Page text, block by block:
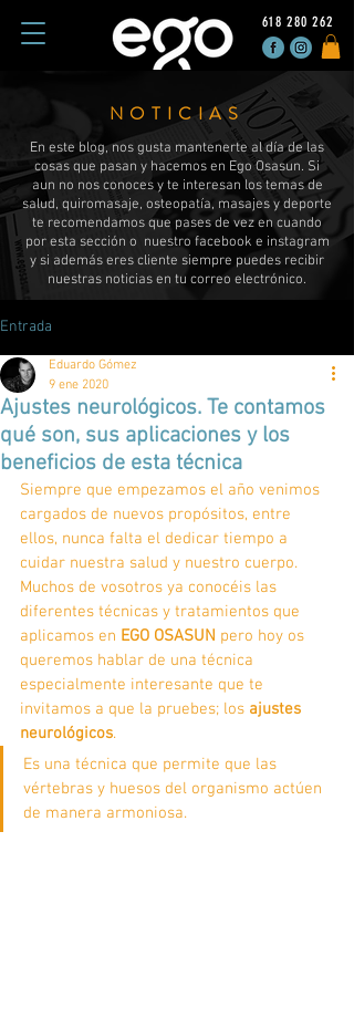
618 280 262
NOTICIAS
En este blog, nos gusta mantenerte al día de las
cosas que pasan y hacemos en Ego Osasun. Si
aun no nos conoces y te interesan los temas de
salud, quiromasaje, osteopatía, masajes y deporte
te recomendamos que pases de vez en cuando
por esta sección o nuestro facebook e instagram
y si además eres cliente siempre puedes recibir
nuestras noticias en tu correo electrónico.
Entrada
Ajustes neurológicos. Te contamos
qué son, sus aplicaciones y los
beneficios de esta técnica
Eduardo Gómez
9 ene 2020
Siempre que empezamos el año venimos
cargados de nuevos propósitos, entre
ellos, nunca falta el dedicar tiempo a
cuidar nuestra salud y nuestro cuerpo.
Muchos de vosotros ya conocéis las
diferentes técnicas y tratamientos que
aplicamos en EGO OSASUN pero hoy os
queremos hablar de una técnica
especialmente interesante que te
invitamos a que la pruebes; los ajustes
neurológicos.
Es una técnica que permite que las
vértebras y huesos del organismo actúen
de manera armoniosa.